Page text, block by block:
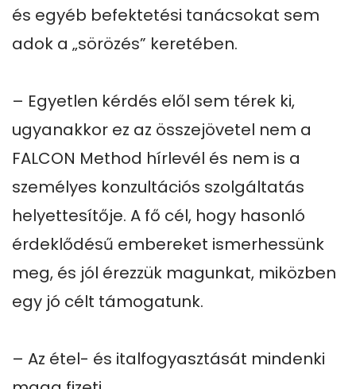
és egyéb befektetési tanácsokat sem
adok a „sörözés” keretében.
– Egyetlen kérdés elől sem térek ki,
ugyanakkor ez az összejövetel nem a
FALCON Method hírlevél és nem is a
személyes konzultációs szolgáltatás
helyettesítője. A fő cél, hogy hasonló
érdeklődésű embereket ismerhessünk
meg, és jól érezzük magunkat, miközben
egy jó célt támogatunk.
– Az étel- és italfogyasztását mindenki